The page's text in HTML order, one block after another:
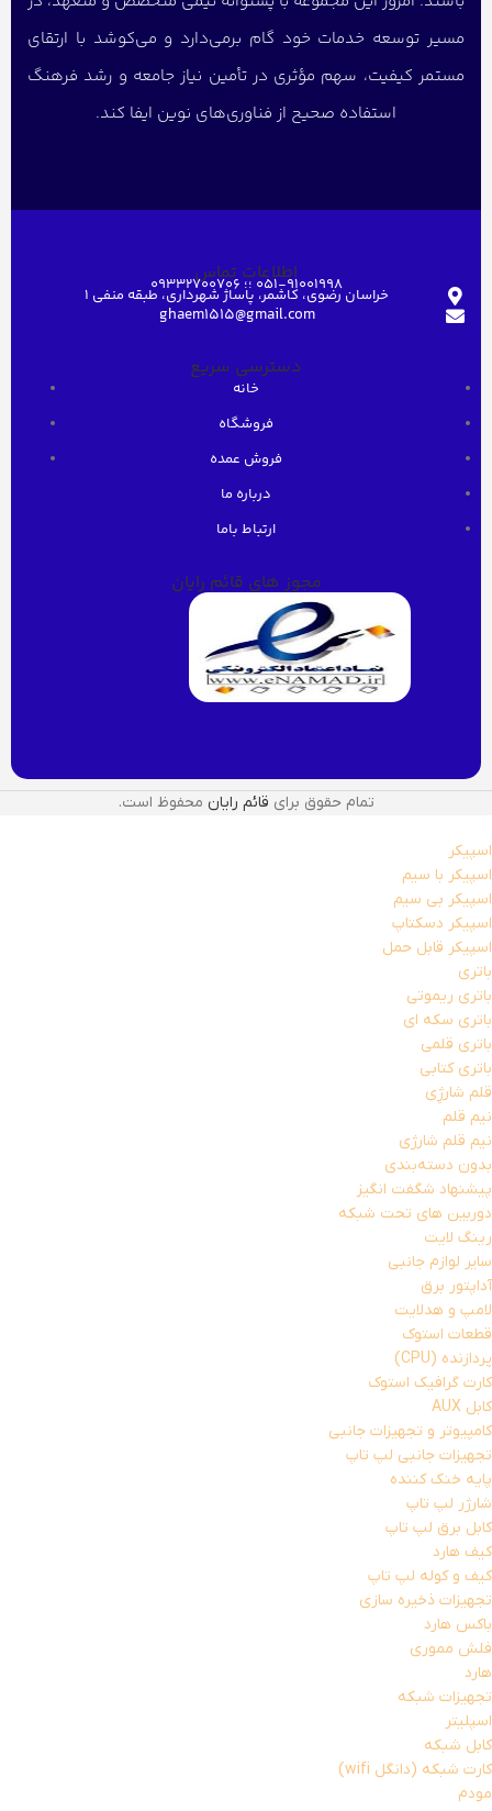
مسیر توسعه خدمات خود گام برمی‌دارد و می‌کوشد با ارتقای
مستمر کیفیت، سهم مؤثری در تأمین نیاز جامعه و رشد فرهنگ
استفاده صحیح از فناوری‌های نوین ایفا کند.
اطلاعات تماس051-91001998 ؛؛ 09332700706
خراسان رضوی، کاشمر، پاساژ شهرداری، طبقه منفی ۱
ghaem1515@gmail.com
دسترسی سریع
خانه
فروشگاه
فروش عمده
درباره ما
ارتباط باما
مجوز های قائم رایان
تمام حقوق برای قائم رایان محفوظ است.
اسپیکر
اسپیکر با سیم
اسپیکر بی سیم
اسپیکر دسکتاپ
اسپیکر قابل حمل
باتری
باتری ریموتی
باتری سکه ای
باتری قلمی
باتری کتابی
قلم شارژِی
نیم قلم
نیم قلم شارژی
بدون دسته‌بندی
پیشنهاد شگفت انگیز
دوربین های تحت شبکه
رینگ لایت
سایر لوازم جانبی
آداپتور برق
لامپ و هدلایت
قطعات استوک
پردازنده (CPU)
کارت گرافیک استوک
کابل AUX
کامپیوتر و تجهیزات جانبی
تجهیزات جانبی لپ تاپ
پایه خنک کننده
شارژر لپ تاپ
کابل برق لپ تاپ
کیف هارد
کیف و کوله لپ تاپ
تجهیزات ذخیره سازی
باکس هارد
فلش مموری
هارد
تجهیزات شبکه
اسپلیتر
کابل شبکه
کارت شبکه (دانگل wifi)
مودم